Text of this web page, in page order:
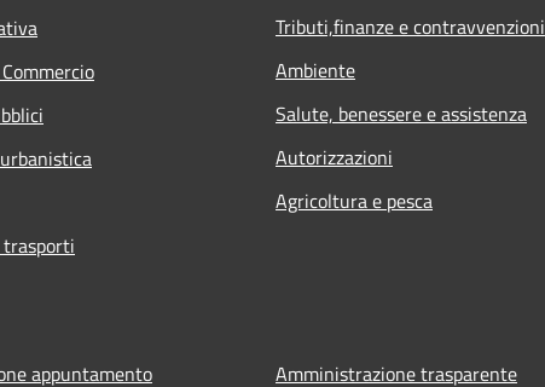
Tributi,finanze e contravvenzioni
Ambiente
Salute, benessere e assistenza
Autorizzazioni
Agricoltura e pesca
appuntamento Amministrazione trasparente